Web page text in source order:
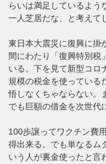
らいは満足しているよう
一人芝居だな、と考えて
東日本大震災に復興に掛
間にわたり「復興特別税
いる。下を見て新型コロ
規模の税金を使っている
悟しなくちゃならない。
でも巨額の借金を次世代
100歩譲ってワクチン費
得出来る。でも単なるム
いう人が裏金使ったと言